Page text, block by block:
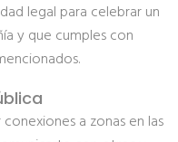
legal para celebrar un
y que cumples con
a zonas en las